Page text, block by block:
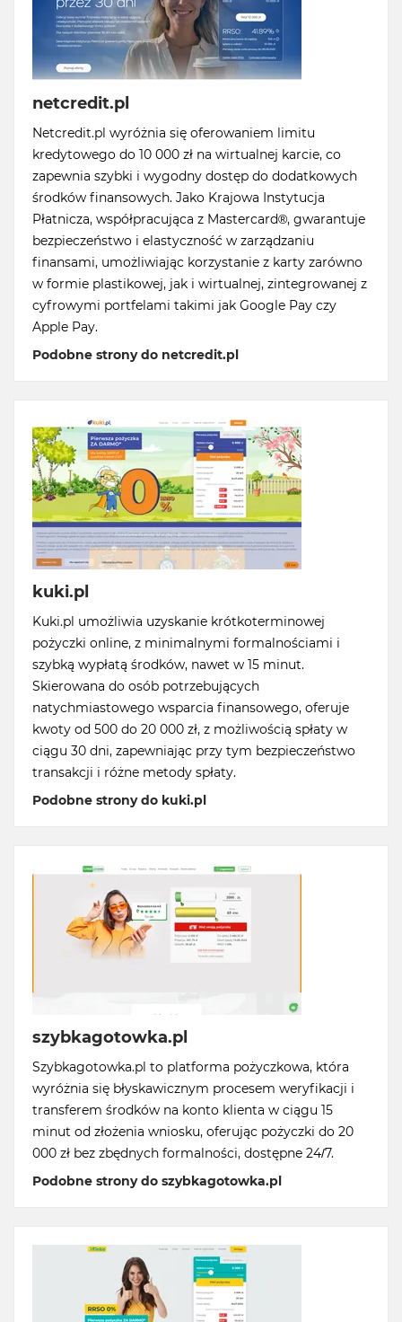
netcredit.pl
Netcredit.pl wyróżnia się oferowaniem limitu
kredytowego do 10 000 zł na wirtualnej karcie, co
zapewnia szybki i wygodny dostęp do dodatkowych
środków finansowych. Jako Krajowa Instytucja
Płatnicza, współpracująca z Mastercard®, gwarantuje
bezpieczeństwo i elastyczność w zarządzaniu
finansami, umożliwiając korzystanie z karty zarówno
w formie plastikowej, jak i wirtualnej, zintegrowanej z
cyfrowymi portfelami takimi jak Google Pay czy
Apple Pay.
Podobne strony do netcredit.pl
kuki.pl
Kuki.pl umożliwia uzyskanie krótkoterminowej
pożyczki online, z minimalnymi formalnościami i
szybką wypłatą środków, nawet w 15 minut.
Skierowana do osób potrzebujących
natychmiastowego wsparcia finansowego, oferuje
kwoty od 500 do 20 000 zł, z możliwością spłaty w
ciągu 30 dni, zapewniając przy tym bezpieczeństwo
transakcji i różne metody spłaty.
Podobne strony do kuki.pl
szybkagotowka.pl
Szybkagotowka.pl to platforma pożyczkowa, która
wyróżnia się błyskawicznym procesem weryfikacji i
transferem środków na konto klienta w ciągu 15
minut od złożenia wniosku, oferując pożyczki do 20
000 zł bez zbędnych formalności, dostępne 24/7.
Podobne strony do szybkagotowka.pl